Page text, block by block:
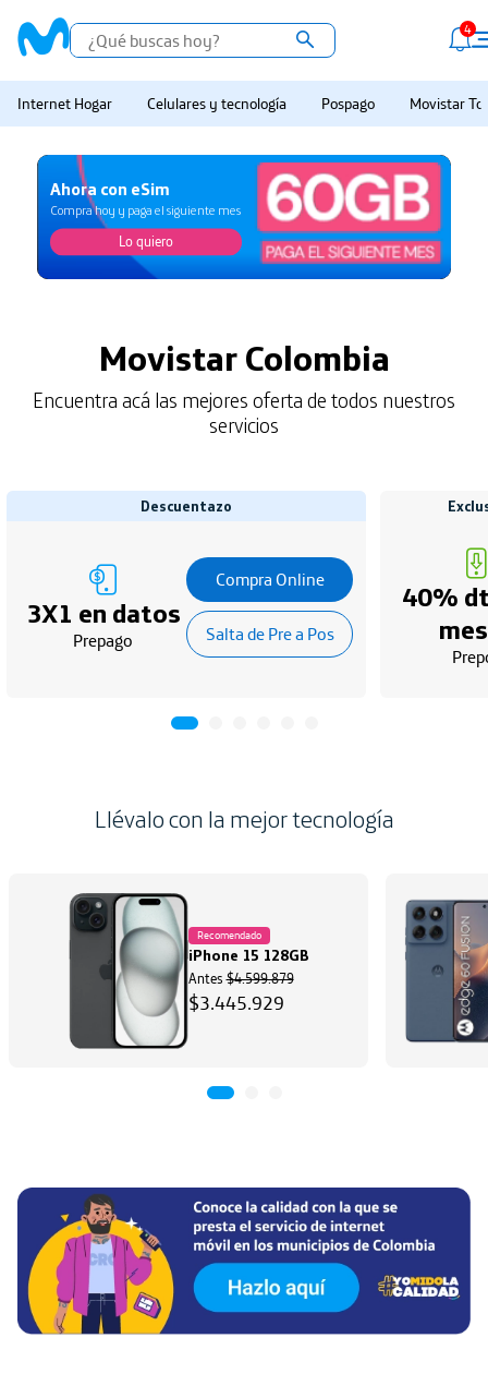
4
Internet Hogar Celulares y tecnología Pospago Movistar
Ahora con eSim
Compra hoy y paga el siguiente mes
Lo quiero
Movistar Colombia
Encuentra acá las mejores oferta de todos nuestros
servicios
Descuentazo
3X1 en datos
Prepago
Compra Online
Salta de Pre a Pos
40%
Llévalo con la mejor tecnología
Recomendado
iPhone 15 128GB
Antes$4.599.879
$3.445.929